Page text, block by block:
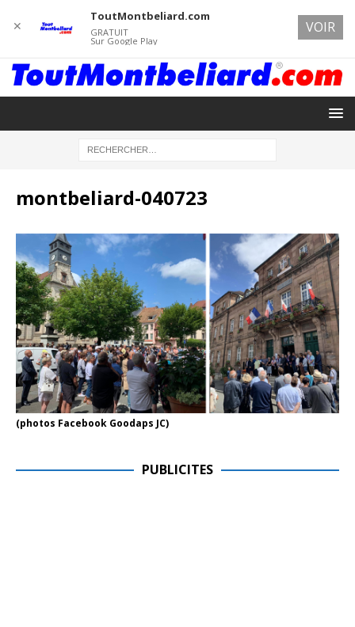
montbeliard-040723
(photos Facebook Goodaps JC)
PUBLICITES
✕
ToutMontbeliard.com
GRATUIT
Sur Google Play
VOIR